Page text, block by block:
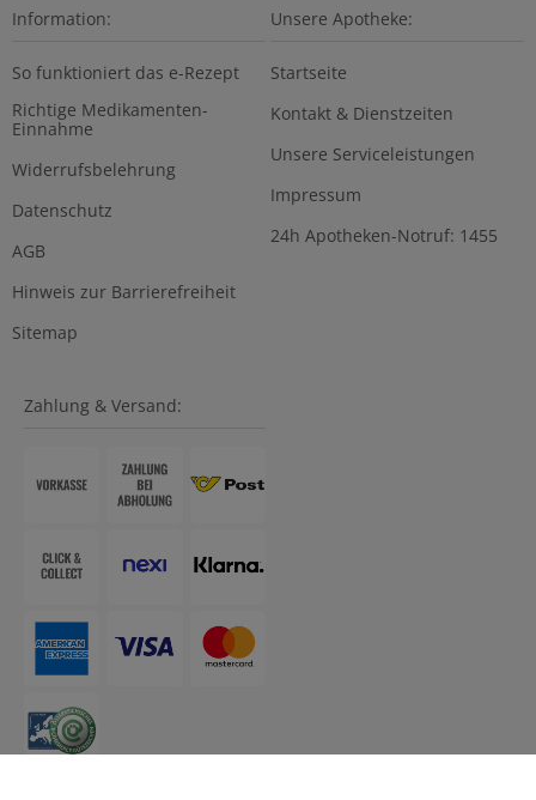
Information:
So funktioniert das e-Rezept
Richtige Medikamenten-
Einnahme
Widerrufsbelehrung
Datenschutz
AGB
Hinweis zur Barrierefreiheit
Sitemap
Unsere Apotheke:
Startseite
Kontakt & Dienstzeiten
Unsere Serviceleistungen
Impressum
24h Apotheken-Notruf: 1455
Zahlung & Versand: